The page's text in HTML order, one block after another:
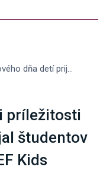
Prezident Pellegrini pri príležitosti Svetového dňa detí prijal študentov v rámci projektu UNICEF Kids Takeover (video+foto)
príležitosti
študentov
Kids